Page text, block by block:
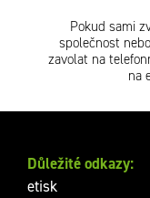
Pokud sami
společnost
zavolat na
na
Důležité odkazy:
etisk